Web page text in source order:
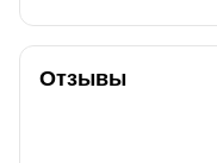
Отзывы